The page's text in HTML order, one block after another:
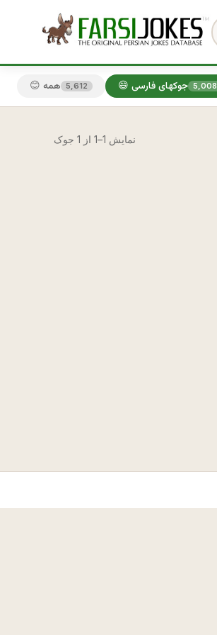
😊 همه 5,612 😄 جوکهای فارسی 5,008
نمایش 1–1 از 1 جوک